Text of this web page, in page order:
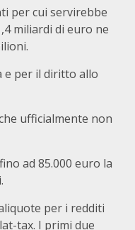
per cui servirebbe
miliardi di euro ne
e per il diritto allo
ufficialmente non
ad 85.000 euro la
per i redditi
tax. I primi due